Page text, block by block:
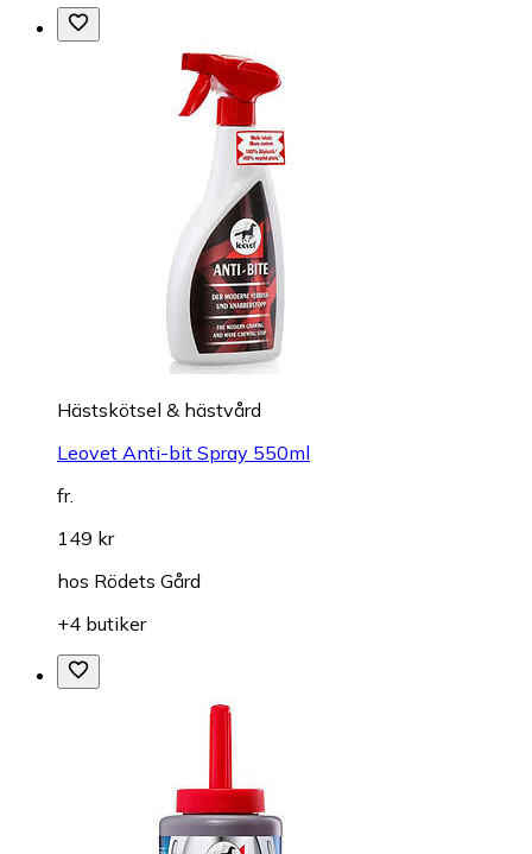
Hästskötsel & hästvård
Leovet Anti-bit Spray 550ml
fr.
149 kr
hos Rödets Gård
+4 butiker